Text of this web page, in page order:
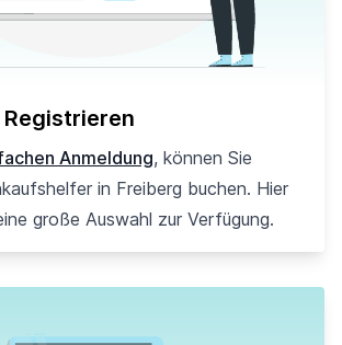
Anmeldung, können Sie
in Freiberg buchen. Hier
große Auswahl zur Verfügung.